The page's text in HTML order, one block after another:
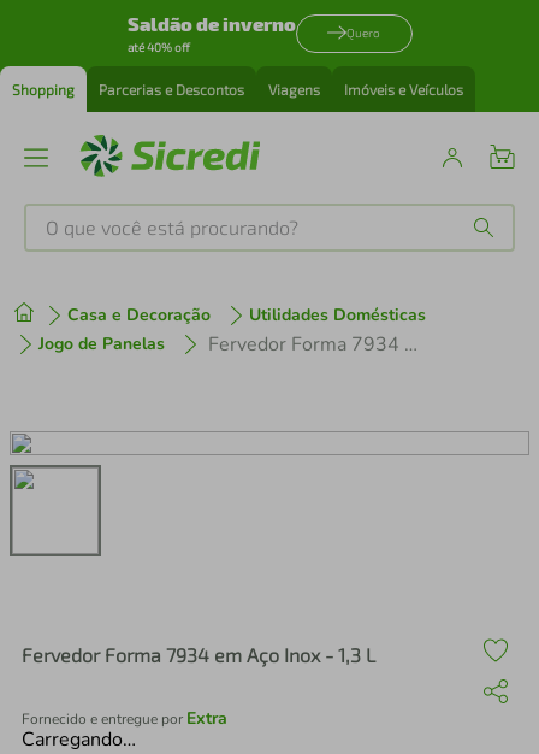
Saldão de inverno
até 40% off
Quero
Shopping Parcerias e Descontos Viagens Imóveis e Veículos
O que você está procurando?
Casa e Decoração
Utilidades Domésticas
Jogo de Panelas
Fervedor Forma 7934 em Aço Inox - 1,3 L
Fervedor Forma 7934 em Aço Inox - 1,3 L
Fornecido e entregue por Extra
Carregando…
1º tenis
3º